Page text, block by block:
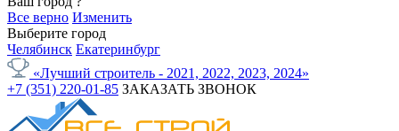
Все верно Изменить
Выберите город
Челябинск Екатеринбург
«Лучший строитель - 2021, 2022, 2023, 2024»
+7 (351) 220-01-85 ЗАКАЗАТЬ ЗВОНОК